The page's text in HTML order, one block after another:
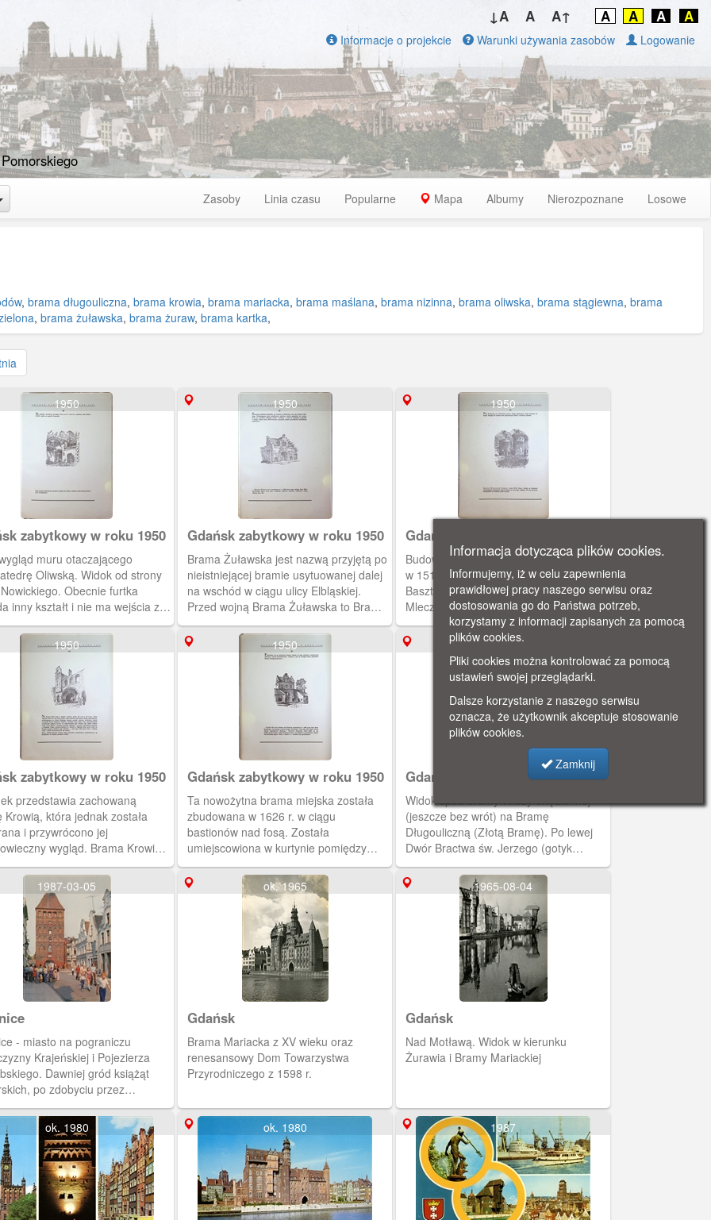
↓A A A↑ A A A A
Informacje o projekcie Warunki używania zasobów Logowanie
Toggle Dropdown Zasoby Linia czasu Popularne Mapa Albumy Nierozpoznane Losowe
, brama długouliczna, brama krowia, brama mariacka, brama maślana, brama nizinna, brama oliwska, brama stągiewna, brama
, brama żuławska, brama żuraw, brama kartka,
1950
zabytkowy w roku 1950
muru otaczającego
Oliwską. Widok od strony
Obecnie furtka
inny kształt i nie ma wejścia z
strony.
1950
Gdańsk zabytkowy w roku 1950
Brama Żuławska jest nazwą przyjętą po
nieistniejącej bramie usytuowanej dalej
na wschód w ciągu ulicy Elbląskiej.
Przed wojną Brama Żuławska to Brama
Długich Ogrodów.
1950
Gdańsk zabytkowy w roku 1950
Budowę bramy i dwóch wież rozpoczęto
w 1517 r. Z powodu kształtu nazwano je
Basztą Stągiewną i Stągwiami
Mlecznymi. Można spotkać określenie
na mniejszą basztę: Stągiewka lub
Baszta Śmietanowa.
1950
zabytkowy w roku 1950
przedstawia zachowaną
Krowią, która jednak została
i przywrócono jej
wygląd. Brama Krowia
powstała w ostatniej ćwierci
zapewne około roku 1378.
jako skromny,
budynek o
dachu, stanowiła wylot
ku Motławie. Z czasem,
się bezużyteczna jako obiekt
zamieniona została w
mieszkalny.
1950
Gdańsk zabytkowy w roku 1950
Ta nowożytna brama miejska została
zbudowana w 1626 r. w ciągu
bastionów nad fosą. Została
umiejscowiona w kurtynie pomiędzy
Bastionem św. Gertrudy i Bastionem
Żubr.
1950
Gdańsk zabytkowy w roku 1950
Widok spod bramy Wieży Więziennej
(jeszcze bez wrót) na Bramę
Długouliczną (Złotą Bramę). Po lewej
Dwór Bractwa św. Jerzego (gotyk
flandryjski). Nie ma jeszcze figury
świętego ze smokiem. Brama
Długouliczna nie posiada figur na
1987-03-05
Krajeńskiej i Pojezierza
Dawniej gród książąt
po zdobyciu przez
zamieniony na twierdzę. W
znane z wyrobu sukna. Na
pozostałość obwarowań
- Brama Człuchowska z 2.
XIV w. Obecnie Muzeum
Etnograficzne.
ok. 1965
Gdańsk
Brama Mariacka z XV wieku oraz
renesansowy Dom Towarzystwa
Przyrodniczego z 1598 r.
1965-08-04
Gdańsk
Nad Motławą. Widok w kierunku
Żurawia i Bramy Mariackiej
ok. 1980 ok. 1980 1987
Informacja dotycząca plików cookies.
Informujemy, iż w celu zapewnienia
prawidłowej pracy naszego serwisu oraz
dostosowania go do Państwa potrzeb,
korzystamy z informacji zapisanych za pomocą
plików cookies.
Pliki cookies można kontrolować za pomocą
ustawień swojej przeglądarki.
Dalsze korzystanie z naszego serwisu
oznacza, że użytkownik akceptuje stosowanie
plików cookies.
Zamknij